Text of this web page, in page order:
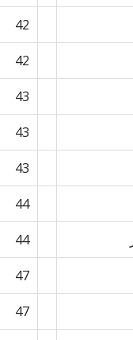
42
42
43
43
43
44
44
47
47